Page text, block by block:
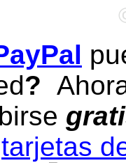
?
tarjetas